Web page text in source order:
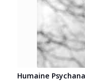
Humaine